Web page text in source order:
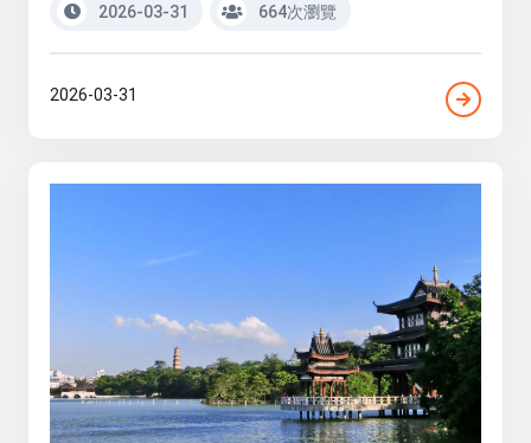
2026-03-31 664次瀏覽
2026-03-31